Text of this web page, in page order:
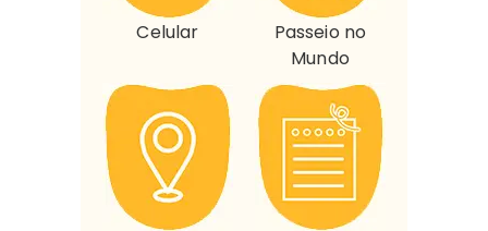
Celular
Passeio no
Mundo